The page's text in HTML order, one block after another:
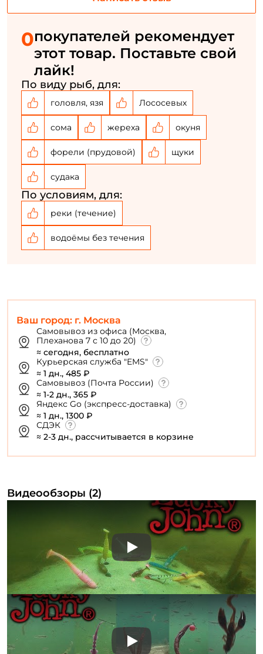
Ваш город: г. Москва
Самовывоз из офиса (Москва,
Плеханова 7 с 10 до 20)
≈ сегодня, бесплатно
Курьерская служба "EMS"
≈ 1 дн., 485 ₽
Самовывоз (Почта России)
≈ 1-2 дн., 365 ₽
Яндекс Go (экспресс-доставка)
≈ 1 дн., 1300 ₽
СДЭК
≈ 2-3 дн., рассчитывается в корзине
0покупателей рекомендует
этот товар. Поставьте свой
лайк!
По виду рыб, для:
головля, язя Лососевых
сома жереха окуня
форели (прудовой) щуки
судака
По условиям, для:
реки (течение)
водоёмы без течения
Видеообзоры (2)
Play
Play
Email: *
Номер телефона: *
Придумайте пароль: *
Повторите пароль: *
Заполняя данную форму вы соглашаетесь на обработку
персональных данных
Создать аккаунт
У меня уже есть аккаунт